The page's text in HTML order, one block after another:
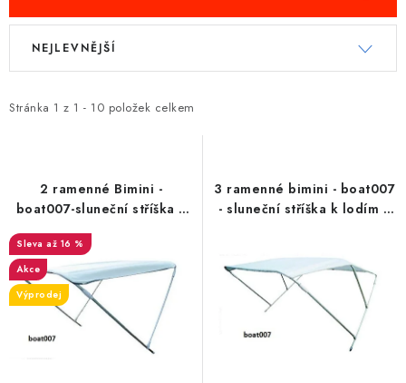
LODNÍ MOTORY
NAFUKOVACÍ ČLUNY
PRAMICE A MOTOROVÉ VESLICE
HLINÍKOVÉ ČLUNY
KAJAKY, KÁNOE A RAFTY
PLASTOVÉ LODĚ A ČLUNY
V
i
o
d
u
k
t
Stránka 1 z 1 - 10 položek celkem
Ř
e
r
o
d
u
k
NEJLEVNĚJŠÍ
2 ramenné Bimini -
boat007-sluneční stříška k
lodím a člunům
až 16 %
Akce
Výprodej
3 ramenné bimini - boat007
- sluneční stříška k lodím a